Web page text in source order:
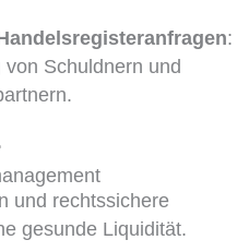
:
Schuldnern und
und rechtssichere
gesunde Liquidität.